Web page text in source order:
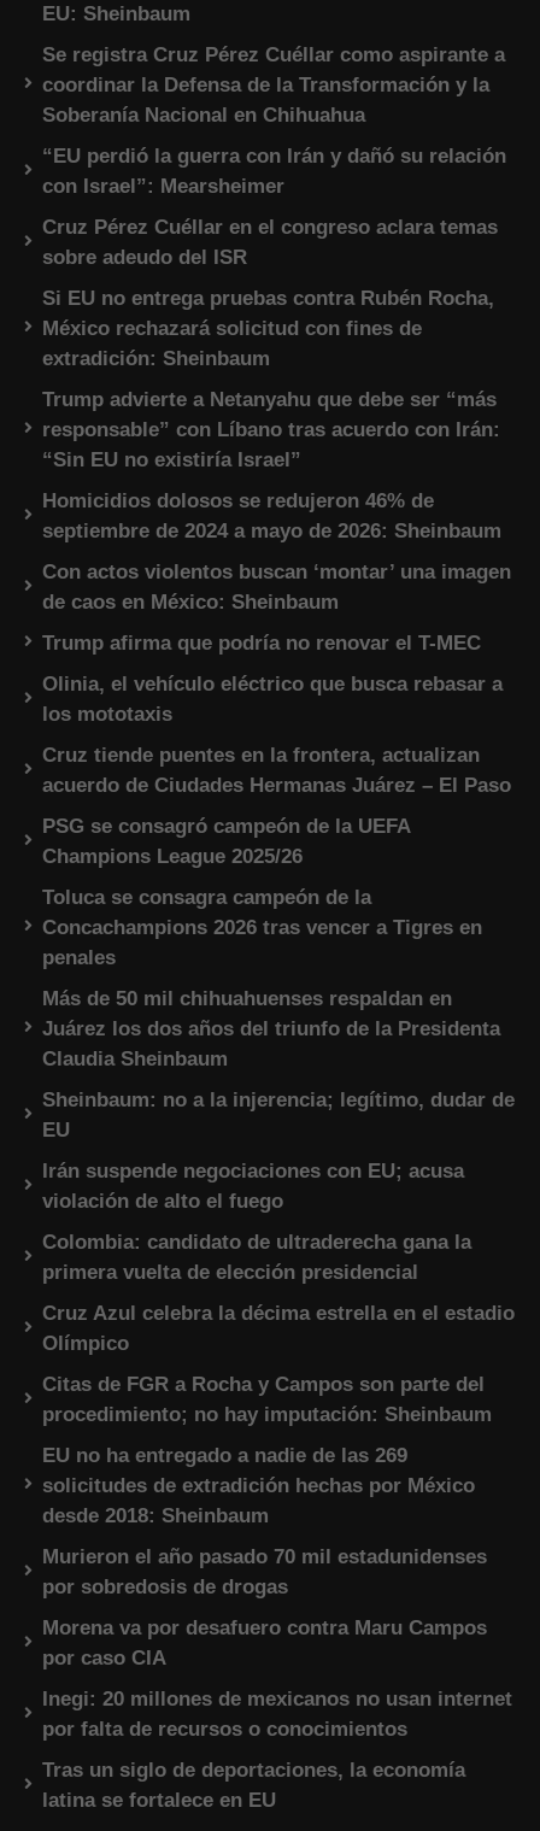
EU: Sheinbaum
Se registra Cruz Pérez Cuéllar como aspirante a
coordinar la Defensa de la Transformación y la
Soberanía Nacional en Chihuahua
“EU perdió la guerra con Irán y dañó su relación
con Israel”: Mearsheimer
Cruz Pérez Cuéllar en el congreso aclara temas
sobre adeudo del ISR
Si EU no entrega pruebas contra Rubén Rocha,
México rechazará solicitud con fines de
extradición: Sheinbaum
Trump advierte a Netanyahu que debe ser “más
responsable” con Líbano tras acuerdo con Irán:
“Sin EU no existiría Israel”
Homicidios dolosos se redujeron 46% de
septiembre de 2024 a mayo de 2026: Sheinbaum
Con actos violentos buscan ‘montar’ una imagen
de caos en México: Sheinbaum
Trump afirma que podría no renovar el T-MEC
Olinia, el vehículo eléctrico que busca rebasar a
los mototaxis
Cruz tiende puentes en la frontera, actualizan
acuerdo de Ciudades Hermanas Juárez – El Paso
PSG se consagró campeón de la UEFA
Champions League 2025/26
Toluca se consagra campeón de la
Concachampions 2026 tras vencer a Tigres en
penales
Más de 50 mil chihuahuenses respaldan en
Juárez los dos años del triunfo de la Presidenta
Claudia Sheinbaum
Sheinbaum: no a la injerencia; legítimo, dudar de
EU
Irán suspende negociaciones con EU; acusa
violación de alto el fuego
Colombia: candidato de ultraderecha gana la
primera vuelta de elección presidencial
Cruz Azul celebra la décima estrella en el estadio
Olímpico
Citas de FGR a Rocha y Campos son parte del
procedimiento; no hay imputación: Sheinbaum
EU no ha entregado a nadie de las 269
solicitudes de extradición hechas por México
desde 2018: Sheinbaum
Murieron el año pasado 70 mil estadunidenses
por sobredosis de drogas
Morena va por desafuero contra Maru Campos
por caso CIA
Inegi: 20 millones de mexicanos no usan internet
por falta de recursos o conocimientos
Tras un siglo de deportaciones, la economía
latina se fortalece en EU